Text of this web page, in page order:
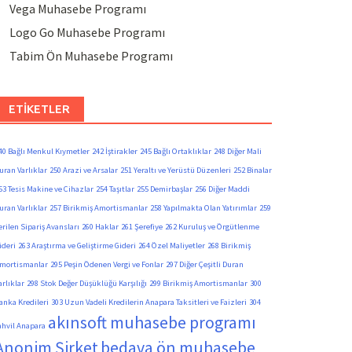
Vega Muhasebe Programı
Logo Go Muhasebe Programı
Tabim Ön Muhasebe Programı
ETIKETLER
Bağlı Menkul Kıymetler 242 İştirakler 245 Bağlı Ortaklıklar 248 Diğer Mali
Varlıklar 250 Arazi ve Arsalar 251 Yeraltı ve Yerüstü Düzenleri 252 Binalar
Tesis Makine ve Cihazlar 254 Taşıtlar 255 Demirbaşlar 256 Diğer Maddi
Varlıklar 257 Birikmiş Amortismanlar 258 Yapılmakta Olan Yatırımlar 259
Sipariş Avansları 260 Haklar 261 Şerefiye 262 Kuruluş ve Örgütlenme
263 Araştırma ve Geliştirme Gideri 264 Özel Maliyetler 268 Birikmiş
295 Peşin Ödenen Vergi ve Fonlar 297 Diğer Çeşitli Duran
298 Stok Değer Düşüklüğü Karşılığı 299 Birikmiş Amortismanlar 300
Kredileri 303 Uzun Vadeli Kredilerin Anapara Taksitleri ve Faizleri 304
Anapara akınsoft muhasebe programı